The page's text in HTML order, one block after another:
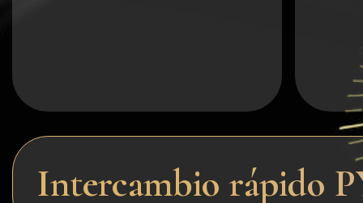
Notcoin (NOT)
BNB BEP20
Stellar
Intercambio rápido